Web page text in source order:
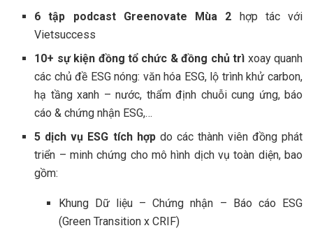
6 tập podcast Greenovate Mùa 2 hợp tác với
Vietsuccess
10+ sự kiện đồng tổ chức & đồng chủ trì xoay quanh
các chủ đề ESG nóng: văn hóa ESG, lộ trình khử carbon,
hạ tầng xanh – nước, thẩm định chuỗi cung ứng, báo
cáo & chứng nhận ESG,…
5 dịch vụ ESG tích hợpdo các thành viên đồng phát
triển – minh chứng cho mô hình dịch vụ toàn diện, bao
gồm:
Khung Dữ liệu – Chứng nhận – Báo cáo ESG
(Green Transition x CRIF)